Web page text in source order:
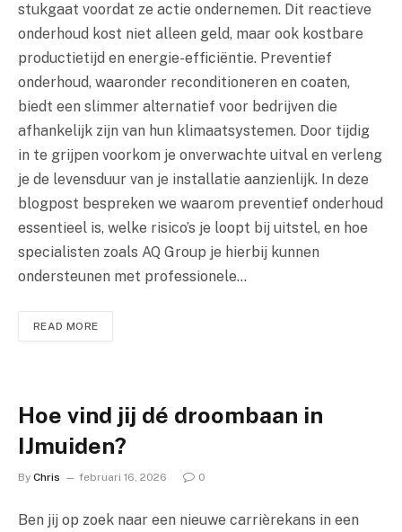
stukgaat voordat ze actie ondernemen. Dit reactieve
onderhoud kost niet alleen geld, maar ook kostbare
productietijd en energie-efficiëntie. Preventief
onderhoud, waaronder reconditioneren en coaten,
biedt een slimmer alternatief voor bedrijven die
afhankelijk zijn van hun klimaatsystemen. Door tijdig
in te grijpen voorkom je onverwachte uitval en verleng
je de levensduur van je installatie aanzienlijk. In deze
blogpost bespreken we waarom preventief onderhoud
essentieel is, welke risico’s je loopt bij uitstel, en hoe
specialisten zoals AQ Group je hierbij kunnen
ondersteunen met professionele…
READ MORE
Hoe vind jij dé droombaan in
IJmuiden?
By Chris februari 16, 2026 0
Ben jij op zoek naar een nieuwe carrièrekans in een